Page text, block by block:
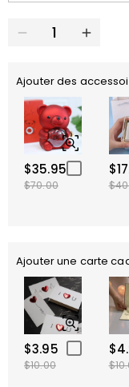
Ajouter des
$35.95
$70.00
Ajouter une carte
$3.95
$10.00